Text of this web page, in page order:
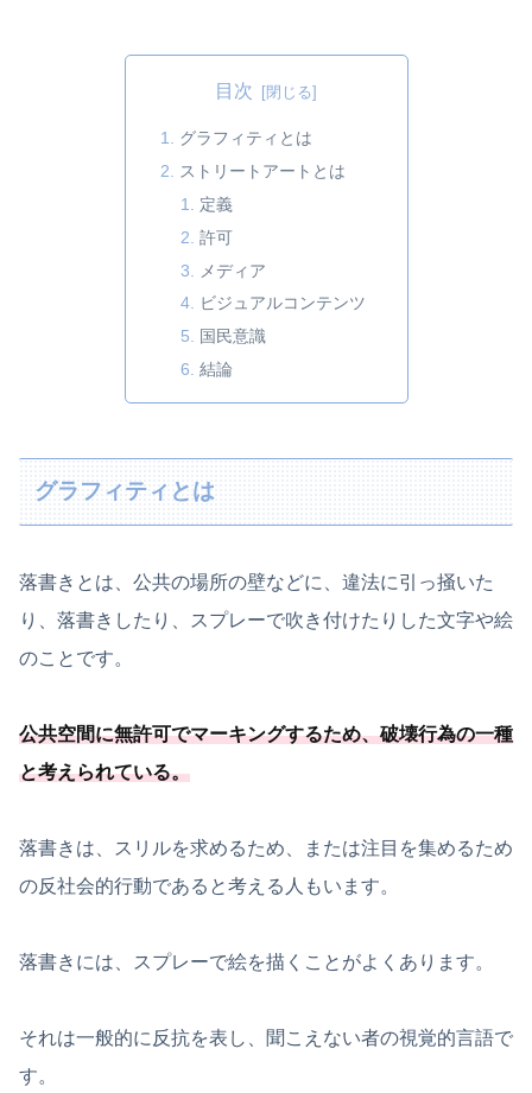
目次
グラフィティとは
ストリートアートとは
定義
許可
メディア
ビジュアルコンテンツ
国民意識
結論
グラフィティとは
落書きとは、公共の場所の壁などに、違法に引っ掻いた
り、落書きしたり、スプレーで吹き付けたりした文字や絵
のことです。
公共空間に無許可でマーキングするため、破壊行為の一種
と考えられている。
落書きは、スリルを求めるため、または注目を集めるため
の反社会的行動であると考える人もいます。
落書きには、スプレーで絵を描くことがよくあります。
それは一般的に反抗を表し、聞こえない者の視覚的言語で
す。